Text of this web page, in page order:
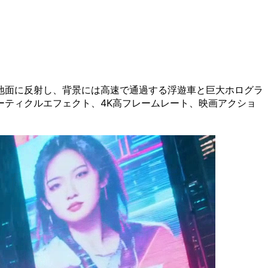
に反射し、背景には高速で通過する浮遊車と巨大ホログラ
ィクルエフェクト、4K高フレームレート、映画アクショ